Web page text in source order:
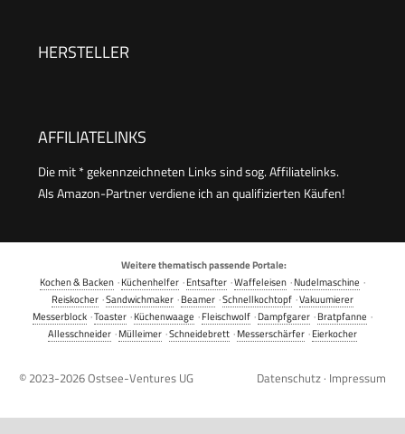
Programme, zwei Temperatursensoren, 13-
HERSTELLER
AFFILIATELINKS
Die mit * gekennzeichneten Links sind sog. Affiliatelinks.
Als Amazon-Partner verdiene ich an qualifizierten Käufen!
Weitere thematisch passende Portale:
Kochen & Backen ·Küchenhelfer ·Entsafter ·Waffeleisen ·Nudelmaschine ·
Reiskocher ·Sandwichmaker ·Beamer ·Schnellkochtopf ·Vakuumierer
Messerblock ·Toaster ·Küchenwaage ·Fleischwolf ·Dampfgarer ·Bratpfanne ·
Allesschneider ·Mülleimer ·Schneidebrett ·Messerschärfer ·Eierkocher
© 2023-2026Ostsee-Ventures UG Datenschutz · Impressum